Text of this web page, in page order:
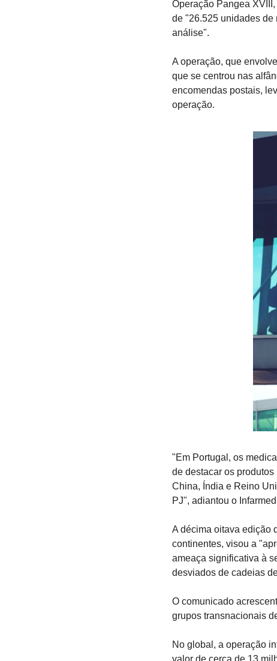
Operação Pangea
de "26.525 unidades de
análise".
A operação, que
que se centrou nas
encomendas postais,
operação.
"Em Portugal, os
de destacar os
China, Índia e Reino
PJ", adiantou o
A décima oitava edição
continentes, visou a
ameaça significativa à
desviados de cadeias
O comunicado
grupos transnacionais
No global, a operação
valor de cerca de 13